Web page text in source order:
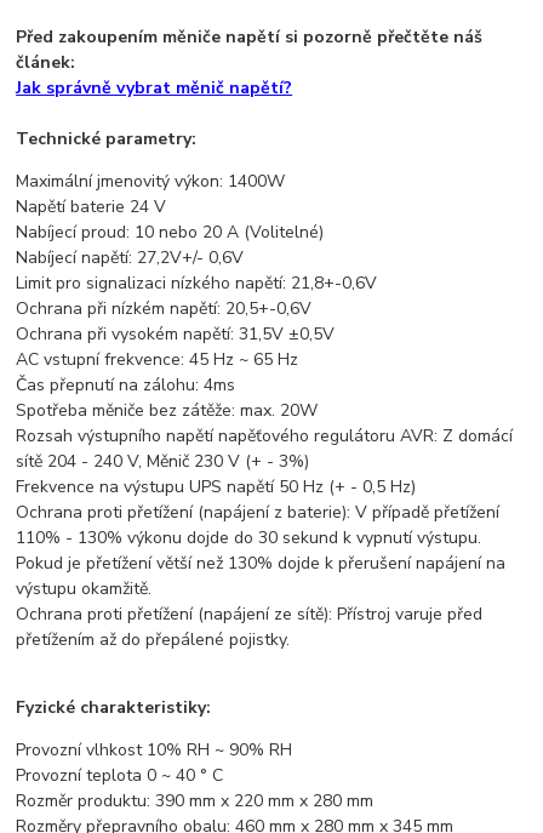
Před zakoupením měniče napětí si pozorně přečtěte náš
článek:
Jak správně vybrat měnič napětí?
Technické parametry:
Maximální jmenovitý výkon: 1400W
Napětí baterie 24 V
Nabíjecí proud: 10 nebo 20 A (Volitelné)
Nabíjecí napětí: 27,2V+/- 0,6V
Limit pro signalizaci nízkého napětí: 21,8+-0,6V
Ochrana při nízkém napětí: 20,5+-0,6V
Ochrana při vysokém napětí: 31,5V ±0,5V
AC vstupní frekvence: 45 Hz ~ 65 Hz
Čas přepnutí na zálohu: 4ms
Spotřeba měniče bez zátěže: max. 20W
Rozsah výstupního napětí napěťového regulátoru AVR: Z domácí
sítě 204 - 240 V, Měnič 230 V (+ - 3%)
Frekvence na výstupu UPS napětí 50 Hz (+ - 0,5 Hz)
Ochrana proti přetížení (napájení z baterie): V případě přetížení
110% - 130% výkonu dojde do 30 sekund k vypnutí výstupu.
Pokud je přetížení větší než 130% dojde k přerušení napájení na
výstupu okamžitě.
Ochrana proti přetížení (napájení ze sítě): Přístroj varuje před
přetížením až do přepálené pojistky.
Fyzické charakteristiky:
Provozní vlhkost 10% RH ~ 90% RH
Provozní teplota 0 ~ 40 ° C
Rozměr produktu: 390 mm x 220 mm x 280 mm
Rozměry přepravního obalu: 460 mm x 280 mm x 345 mm